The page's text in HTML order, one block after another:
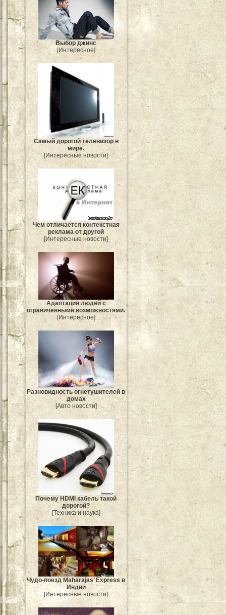
Выбор джинс
[Интересное]
Самый дорогой телевизор в
мире.
[Интересные новости]
Чем отличается контекстная
реклама от другой
[Интересные новости]
Адаптация людей с
ограниченными возможностями.
[Интересное]
Разновидность огнетушителей в
домах
[Авто новости]
Почему HDMI кабель такой
дорогой?
[Техника и наука]
Чудо-поезд Maharajas’ Express в
Индии
[Интересные новости]